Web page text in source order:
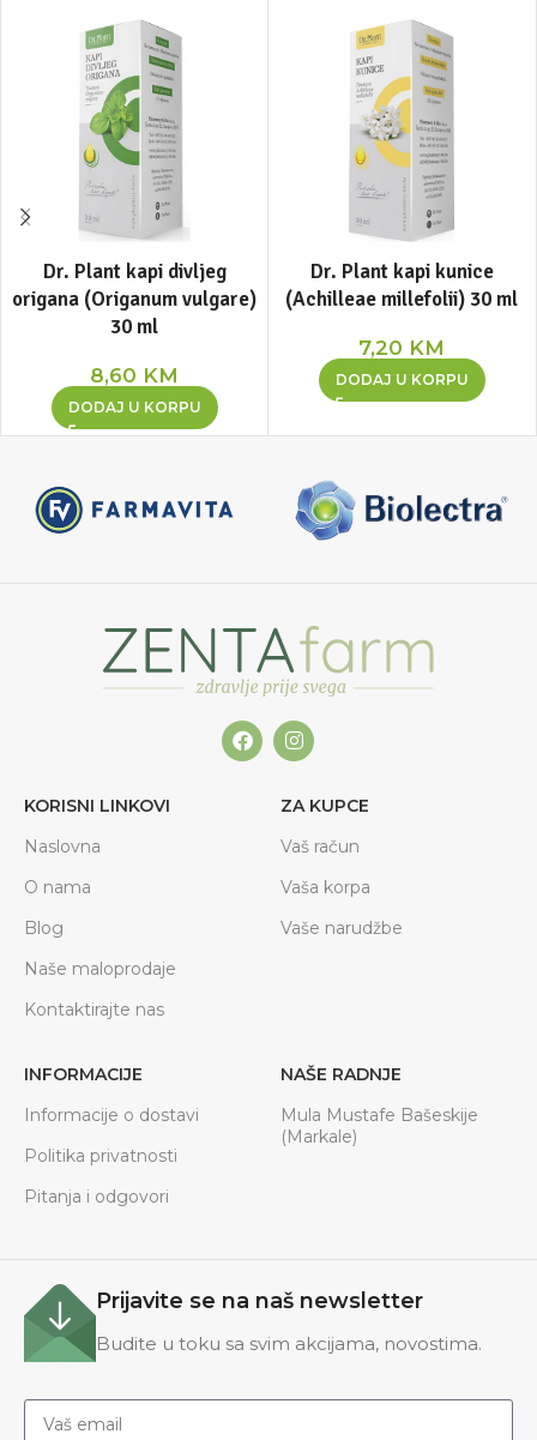
Dr. Plant kapi divljeg
origana (Origanum vulgare)
30 ml
8,60 KM
DODAJ U KORPU
Dr. Plant kapi kunice
(Achilleae millefolii) 30 ml
7,20 KM
DODAJ U KORPU
KORISNI LINKOVI
Naslovna
O nama
Blog
Naše maloprodaje
Kontaktirajte nas
ZA KUPCE
Vaš račun
Vaša korpa
Vaše narudžbe
INFORMACIJE
Informacije o dostavi
Politika privatnosti
Pitanja i odgovori
NAŠE RADNJE
Mula Mustafe Bašeskije
(Markale)
Prijavite se na naš newsletter
Budite u toku sa svim akcijama, novostima.